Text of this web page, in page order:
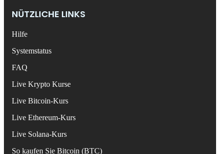
NÜTZLICHE LINKS
Hilfe
Systemstatus
FAQ
Live Krypto Kurse
Live Bitcoin-Kurs
Live Ethereum-Kurs
Live Solana-Kurs
So kaufen Sie Bitcoin (BTC)